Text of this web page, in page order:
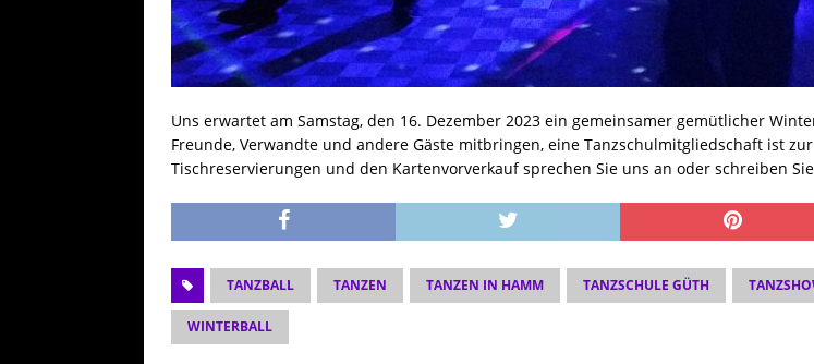
Uns erwartet am Samstag, den 16. Dezember 2023 ein gemeinsamer gemütlicher
Freunde, Verwandte und andere Gäste mitbringen, eine Tanzschulmitgliedschaft ist
Tischreservierungen und den Kartenvorverkauf sprechen Sie uns an oder schreiben
TANZBALL TANZEN TANZEN IN HAMM TANZSCHULE GÜTH
WINTERBALL